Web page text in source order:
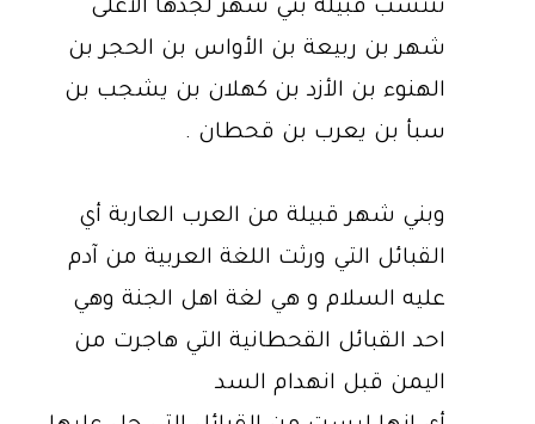
تنتسب قبيلة بني شهر لجدها الأعلى
شهر بن ربيعة بن الأواس بن الحجر بن
الهنوء بن الأزد بن كهلان بن يشجب بن
سبأ بن يعرب بن قحطان .
وبني شهر قبيلة من العرب العاربة أي
القبائل التي ورثت اللغة العربية من آدم
عليه السلام و هي لغة اهل الجنة وهي
احد القبائل القحطانية التي هاجرت من
اليمن قبل انهدام السد